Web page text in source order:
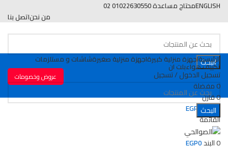
ENGLISHمحتاج مساعدة 01022630550 02
من نحناتصل بنا
البحث
تسجيل الدخول / تسجيل
0مفضلة
0قارن
0البند EGP0
القائمة
0البند EGP0
الرئيسيةاجهزة منزلية كبيرةاجهزة منزلية صغيرةشاشات و مستلزمات
تكييف هواءبلت ان
عروض وخصومات
البحث
بيعت